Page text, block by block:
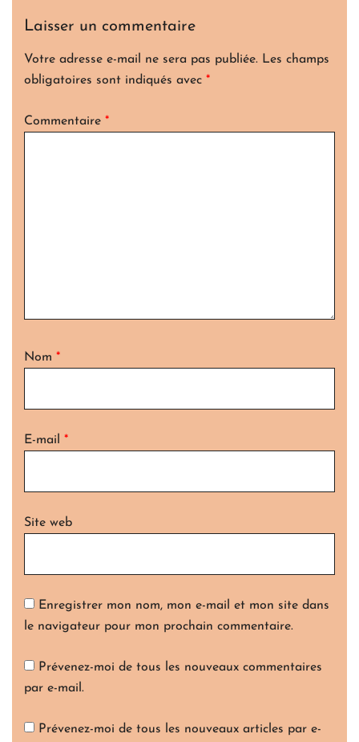
Laisser un commentaire
Votre adresse e-mail ne sera pas publiée. Les champs
obligatoires sont indiqués avec *
Commentaire *
Nom *
E-mail *
Site web
Enregistrer mon nom, mon e-mail et mon site dans
le navigateur pour mon prochain commentaire.
Prévenez-moi de tous les nouveaux commentaires
par e-mail.
Prévenez-moi de tous les nouveaux articles par e-